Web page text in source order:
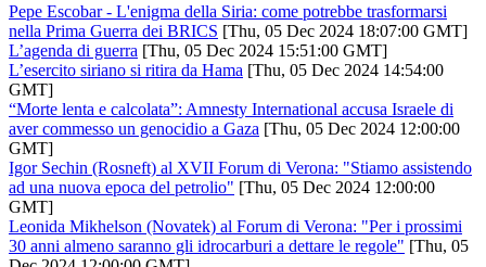
Pepe Escobar - L'enigma della Siria: come potrebbe trasformarsi
nella Prima Guerra dei BRICS [Thu, 05 Dec 2024 18:07:00 GMT]
L’agenda di guerra [Thu, 05 Dec 2024 15:51:00 GMT]
L’esercito siriano si ritira da Hama [Thu, 05 Dec 2024 14:54:00
GMT]
“Morte lenta e calcolata”: Amnesty International accusa Israele di
aver commesso un genocidio a Gaza [Thu, 05 Dec 2024 12:00:00
GMT]
Igor Sechin (Rosneft) al XVII Forum di Verona: "Stiamo assistendo
ad una nuova epoca del petrolio" [Thu, 05 Dec 2024 12:00:00
GMT]
Leonida Mikhelson (Novatek) al Forum di Verona: "Per i prossimi
30 anni almeno saranno gli idrocarburi a dettare le regole" [Thu, 05